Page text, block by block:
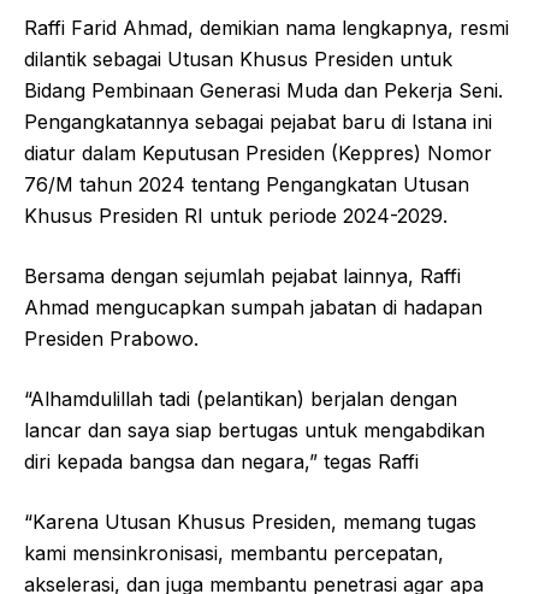
Raffi Farid Ahmad, demikian nama lengkapnya, resmi
dilantik sebagai Utusan Khusus Presiden untuk
Bidang Pembinaan Generasi Muda dan Pekerja Seni.
Pengangkatannya sebagai pejabat baru di Istana ini
diatur dalam Keputusan Presiden (Keppres) Nomor
76/M tahun 2024 tentang Pengangkatan Utusan
Khusus Presiden RI untuk periode 2024-2029.
Bersama dengan sejumlah pejabat lainnya, Raffi
Ahmad mengucapkan sumpah jabatan di hadapan
Presiden Prabowo.
“Alhamdulillah tadi (pelantikan) berjalan dengan
lancar dan saya siap bertugas untuk mengabdikan
diri kepada bangsa dan negara,” tegas Raffi
“Karena Utusan Khusus Presiden, memang tugas
kami mensinkronisasi, membantu percepatan,
akselerasi, dan juga membantu penetrasi agar apa